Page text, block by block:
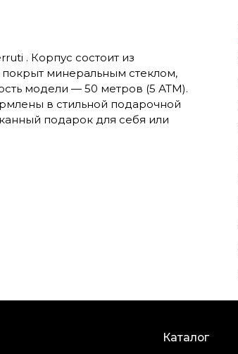
. Корпус состоит из
минеральным стеклом,
модели — 50 метров (5 АТМ).
в стильной подарочной
подарок для себя или
Каталог